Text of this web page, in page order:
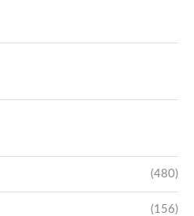
(480)
(156)